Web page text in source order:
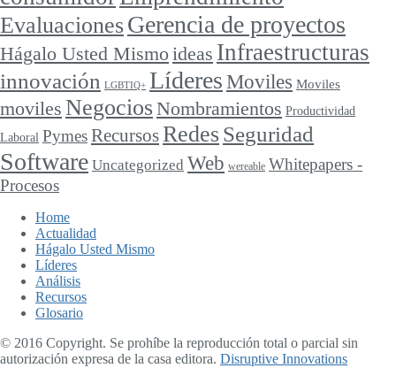
Evaluaciones Gerencia de proyectos
Hágalo Usted Mismo ideas Infraestructuras
innovación LGBTIQ+ LíderesMoviles Moviles
moviles Negocios Nombramientos Productividad
Laboral PymesRecursosRedes Seguridad
Software Uncategorized Web wereable Whitepapers -
Procesos
Home
Actualidad
Hágalo Usted Mismo
Líderes
Análisis
Recursos
Glosario
© 2016 Copyright. Se prohíbe la reproducción total o parcial sin
autorización expresa de la casa editora. Disruptive Innovations